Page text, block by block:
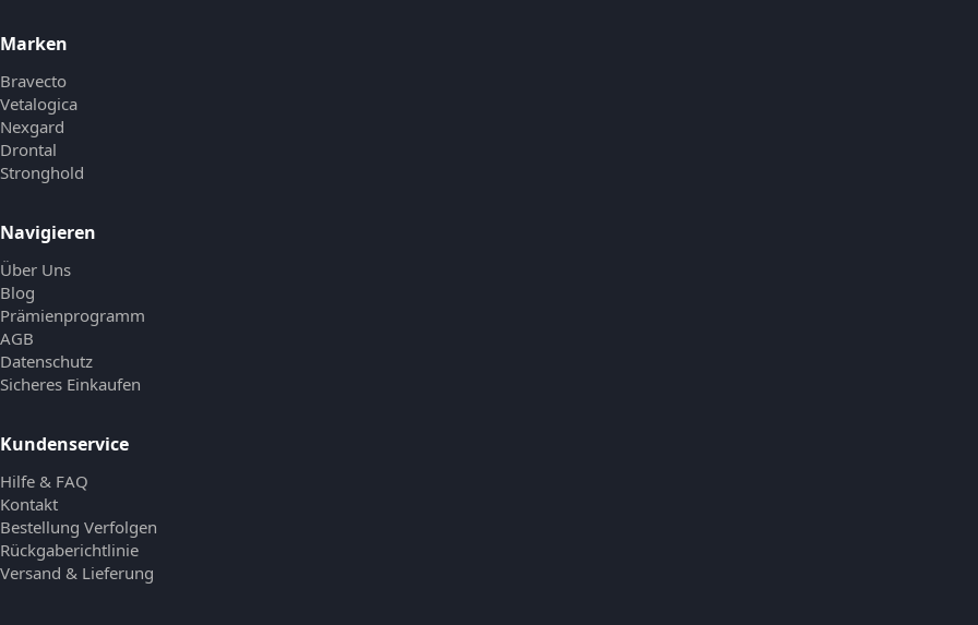
Marken
Bravecto
Vetalogica
Nexgard
Drontal
Stronghold
Navigieren
Über Uns
Blog
Prämienprogramm
AGB
Datenschutz
Sicheres Einkaufen
Kundenservice
Hilfe & FAQ
Kontakt
Bestellung Verfolgen
Rückgaberichtlinie
Versand & Lieferung